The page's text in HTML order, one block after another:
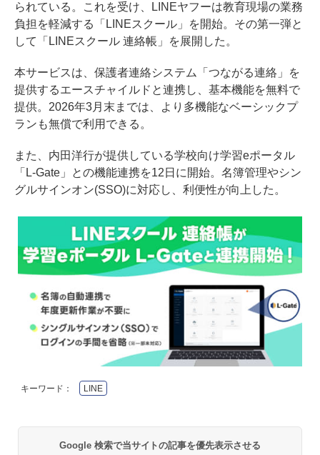
られている。これを受け、LINEヤフーは教育現場の業務
負担を軽減する「LINEスクール」を開始。その第一弾と
して「LINEスクール 連絡帳」を展開した。
本サービスは、保護者連絡システム「つながる連絡」を
提供するエースチャイルドと連携し、基本機能を無料で
提供。2026年3月末までは、より多機能なベーシックプ
ランも無償で利用できる。
また、内田洋行が提供している学校向け学習eポータル
「L-Gate」との機能連携を12日に開始。名簿管理やシン
グルサインオン(SSO)に対応し、利便性が向上した。
キーワード： LINE
Google 検索で当サイトの記事を優先表示させる